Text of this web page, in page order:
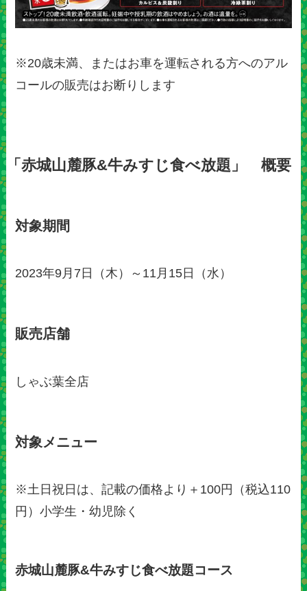
※20歳未満、またはお車を運転される方へのアル
コールの販売はお断りします
「赤城山麓豚&牛みすじ食べ放題」 概要
対象期間
2023年9月7日（木）～11月15日（水）
販売店舗
しゃぶ葉全店
対象メニュー
※土日祝日は、記載の価格より＋100円（税込110
円）小学生・幼児除く
赤城山麓豚&牛みすじ食べ放題コース